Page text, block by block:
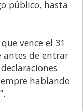
público, hasta
vence el 31
antes de entrar
hablando